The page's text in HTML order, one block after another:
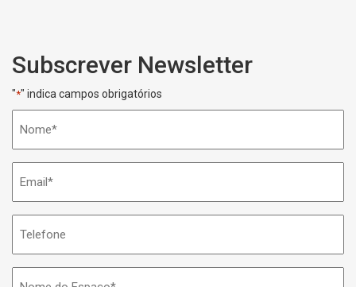
Subscrever Newsletter
"*" indica campos obrigatórios